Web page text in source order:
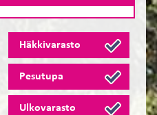
Häkkivarasto
Pesutupa
Ulkovarasto